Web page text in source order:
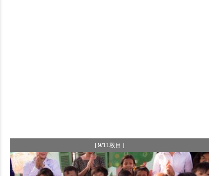
[ 9/11枚目 ]